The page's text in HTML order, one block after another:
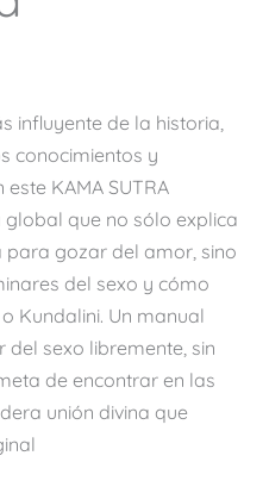
influyente de la historia,
conocimientos y
KAMA SUTRA
que no sólo explica
gozar del amor, sino
del sexo y cómo
Kundalini. Un manual
sexo libremente, sin
de encontrar en las
unión divina que